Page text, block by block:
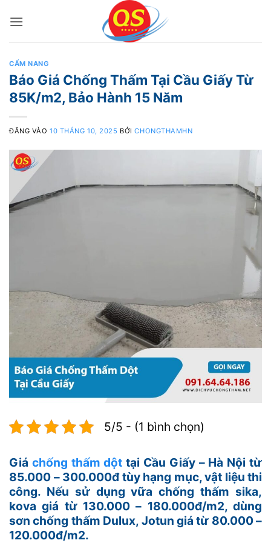
qua
CẨM NANG
Báo Giá Chống Thấm Tại Cầu Giấy Từ
85K/m2, Bảo Hành 15 Năm
ĐĂNG VÀO10 THÁNG 10, 2025 BỞICHONGTHAMHN
5/5 - (1 bình chọn)
Giá chống thấm dột tại Cầu Giấy – Hà Nội từ
85.000 – 300.000đ tùy hạng mục, vật liệu thi
công. Nếu sử dụng vữa chống thấm sika,
kova giá từ 130.000 – 180.000đ/m2, dùng
sơn chống thấm Dulux, Jotun giá từ 80.000 –
120.000đ/m2.